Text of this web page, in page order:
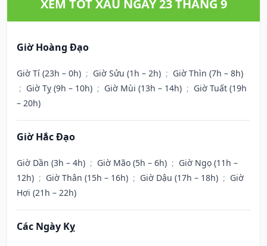
XEM TỐT XẤU NGÀY 23 THÁNG 9
Giờ Hoàng Đạo
Giờ Tí (23h – 0h) ; Giờ Sửu (1h – 2h) ; Giờ Thìn (7h – 8h)
; Giờ Tỵ (9h – 10h) ; Giờ Mùi (13h – 14h) ; Giờ Tuất (19h
– 20h)
Giờ Hắc Đạo
Giờ Dần (3h – 4h) ; Giờ Mão (5h – 6h) ; Giờ Ngọ (11h –
12h) ; Giờ Thân (15h – 16h) ; Giờ Dậu (17h – 18h) ; Giờ
Hợi (21h – 22h)
Các Ngày Kỵ